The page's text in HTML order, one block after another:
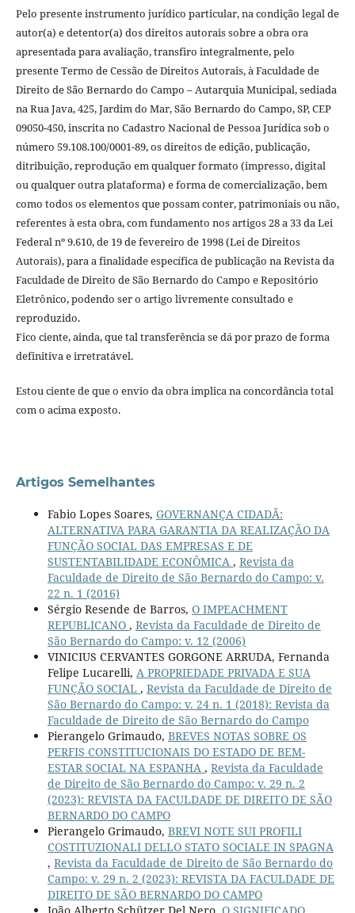
Pelo presente instrumento jurídico particular, na condição legal de
autor(a) e detentor(a) dos direitos autorais sobre a obra ora
apresentada para avaliação, transfiro integralmente, pelo
presente Termo de Cessão de Direitos Autorais, à Faculdade de
Direito de São Bernardo do Campo – Autarquia Municipal, sediada
na Rua Java, 425, Jardim do Mar, São Bernardo do Campo, SP, CEP
09050-450, inscrita no Cadastro Nacional de Pessoa Jurídica sob o
número 59.108.100/0001-89, os direitos de edição, publicação,
ditribuição, reprodução em qualquer formato (impresso, digital
ou qualquer outra plataforma) e forma de comercialização, bem
como todos os elementos que possam conter, patrimoniais ou não,
referentes à esta obra, com fundamento nos artigos 28 a 33 da Lei
Federal nº 9.610, de 19 de fevereiro de 1998 (Lei de Direitos
Autorais), para a finalidade específica de publicação na Revista da
Faculdade de Direito de São Bernardo do Campo e Repositório
Eletrônico, podendo ser o artigo livremente consultado e
reproduzido.
Fico ciente, ainda, que tal transferência se dá por prazo de forma
definitiva e irretratável.
Estou ciente de que o envio da obra implica na concordância total
com o acima exposto.
Artigos Semelhantes
Fabio Lopes Soares, GOVERNANÇA CIDADÃ:
ALTERNATIVA PARA GARANTIA DA REALIZAÇÃO DA
FUNÇÃO SOCIAL DAS EMPRESAS E DE
SUSTENTABILIDADE ECONÔMICA , Revista da
Faculdade de Direito de São Bernardo do Campo: v.
22 n. 1 (2016)
Sérgio Resende de Barros, O IMPEACHMENT
REPUBLICANO , Revista da Faculdade de Direito de
São Bernardo do Campo: v. 12 (2006)
VINICIUS CERVANTES GORGONE ARRUDA, Fernanda
Felipe Lucarelli, A PROPRIEDADE PRIVADA E SUA
FUNÇÃO SOCIAL , Revista da Faculdade de Direito de
São Bernardo do Campo: v. 24 n. 1 (2018): Revista da
Faculdade de Direito de São Bernardo do Campo
Pierangelo Grimaudo, BREVES NOTAS SOBRE OS
PERFIS CONSTITUCIONAIS DO ESTADO DE BEM-
ESTAR SOCIAL NA ESPANHA , Revista da Faculdade
de Direito de São Bernardo do Campo: v. 29 n. 2
(2023): REVISTA DA FACULDADE DE DIREITO DE SÃO
BERNARDO DO CAMPO
Pierangelo Grimaudo, BREVI NOTE SUI PROFILI
COSTITUZIONALI DELLO STATO SOCIALE IN SPAGNA
, Revista da Faculdade de Direito de São Bernardo do
Campo: v. 29 n. 2 (2023): REVISTA DA FACULDADE DE
DIREITO DE SÃO BERNARDO DO CAMPO